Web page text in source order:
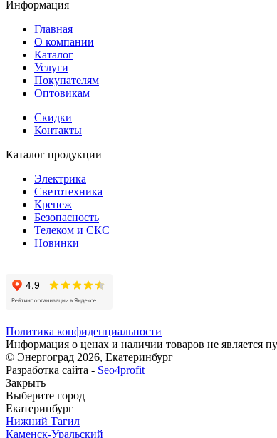
Информация
Главная
О компании
Каталог
Услуги
Покупателям
Оптовикам
Скидки
Контакты
Каталог продукции
Электрика
Светотехника
Крепеж
Безопасность
Телеком и СКС
Новинки
Политика конфиденциальности
Информация о ценах и наличии товаров не является
© Энергоград 2026, Екатеринбург
Разработка сайта - Seo4profit
Закрыть
Выберите город
Екатеринбург
Нижний Тагил
Каменск-Уральский